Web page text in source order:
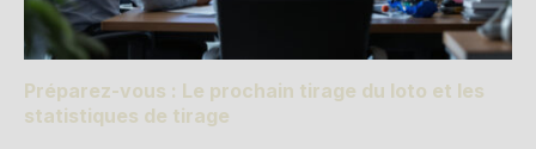
Préparez-vous : Le prochain tirage du loto et les
statistiques de tirage